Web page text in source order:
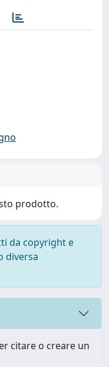
prodotto.
da copyright e
diversa
citare o creare un